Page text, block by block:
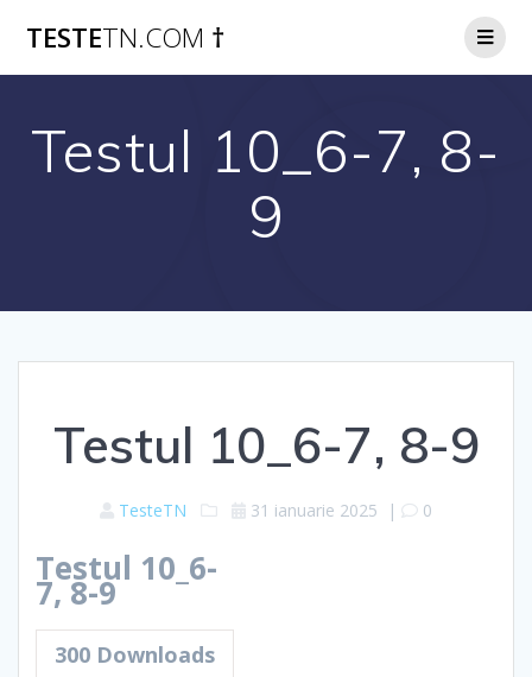
TESTETN.COM †
Testul 10_6-7, 8-
9
Testul 10_6-7, 8-9
TesteTN 31 ianuarie 2025 | 0
Testul 10_6-
7, 8-9
300 Downloads